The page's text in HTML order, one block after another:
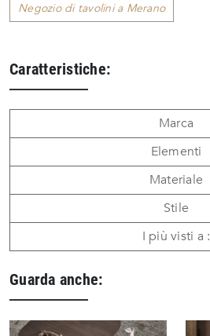
Negozio di tavolini a Merano
Caratteristiche:
Marca
Elementi
Materiale
Stile
I più visti a :
Guarda anche: